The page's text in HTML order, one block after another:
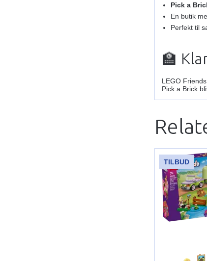
Pick a
En butik
Perfekt til
🏫
LEGO
Pick a Brick
TILBUD